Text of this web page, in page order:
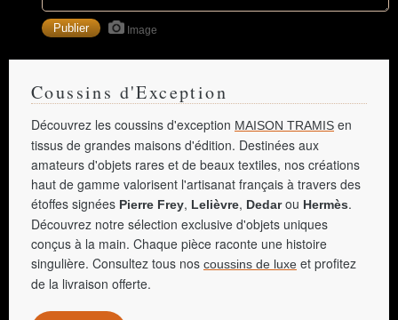
Image
Coussins d'Exception
Découvrez les coussins d'exception MAISON TRAMIS en
tissus de grandes maisons d'édition. Destinées aux
amateurs d'objets rares et de beaux textiles, nos créations
haut de gamme valorisent l'artisanat français à travers des
étoffes signées Pierre Frey, Lelièvre, Dedarou Hermès.
Découvrez notre sélection exclusive d'objets uniques
conçus à la main. Chaque pièce raconte une histoire
singulière. Consultez tous nos coussins de luxe et profitez
de la livraison offerte.